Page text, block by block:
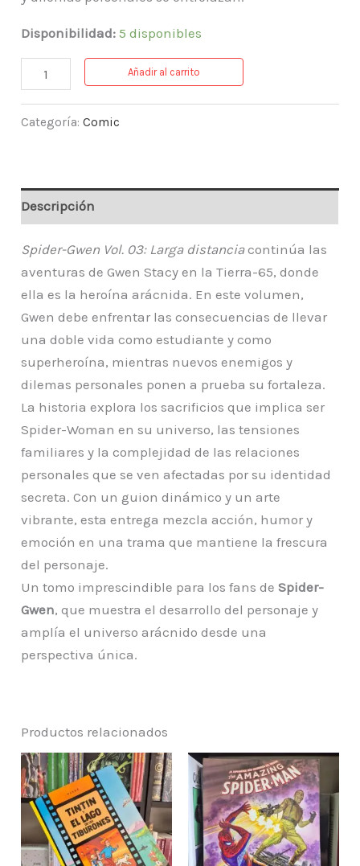
Disponibilidad: 5 disponibles
Añadir al carrito
Categoría:Comic
Descripción
Spider-Gwen Vol. 03: Larga distanciacontinúa las
aventuras de Gwen Stacy en la Tierra-65, donde
ella es la heroína arácnida. En este volumen,
Gwen debe enfrentar las consecuencias de llevar
una doble vida como estudiante y como
superheroína, mientras nuevos enemigos y
dilemas personales ponen a prueba su fortaleza.
La historia explora los sacrificios que implica ser
Spider-Woman en su universo, las tensiones
familiares y la complejidad de las relaciones
personales que se ven afectadas por su identidad
secreta. Con un guion dinámico y un arte
vibrante, esta entrega mezcla acción, humor y
emoción en una trama que mantiene la frescura
del personaje.
Un tomo imprescindible para los fans deSpider-
Gwen, que muestra el desarrollo del personaje y
amplía el universo arácnido desde una
perspectiva única.
Productos relacionados